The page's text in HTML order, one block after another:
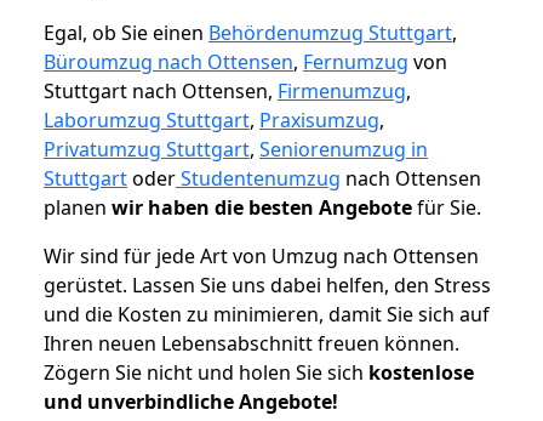
Egal, ob Sie einen Behördenumzug Stuttgart,
Büroumzug nach Ottensen, Fernumzug von
Stuttgart nach Ottensen, Firmenumzug,
Laborumzug Stuttgart, Praxisumzug,
Privatumzug Stuttgart, Seniorenumzug in
StuttgartoderStudentenumzug nach Ottensen
planen wir haben die besten Angebotefür Sie.
Wir sind für jede Art von Umzug nach Ottensen
gerüstet. Lassen Sie uns dabei helfen, den Stress
und die Kosten zu minimieren, damit Sie sich auf
Ihren neuen Lebensabschnitt freuen können.
Zögern Sie nicht und holen Sie sich kostenlose
und unverbindliche Angebote!